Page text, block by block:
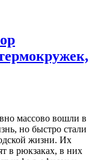
массово вошли в
но быстро стали
жизни. Их
в рюкзаках, в них